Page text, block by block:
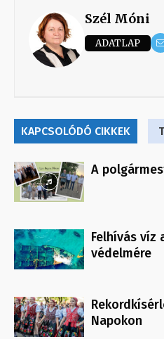
Szél Móni
ADATLAP
KAPCSOLÓDÓ CIKKEK
A
Felhívás víz
védelmére
Napokon